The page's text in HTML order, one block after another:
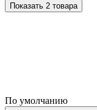
Показать 2 товара
По умолчанию